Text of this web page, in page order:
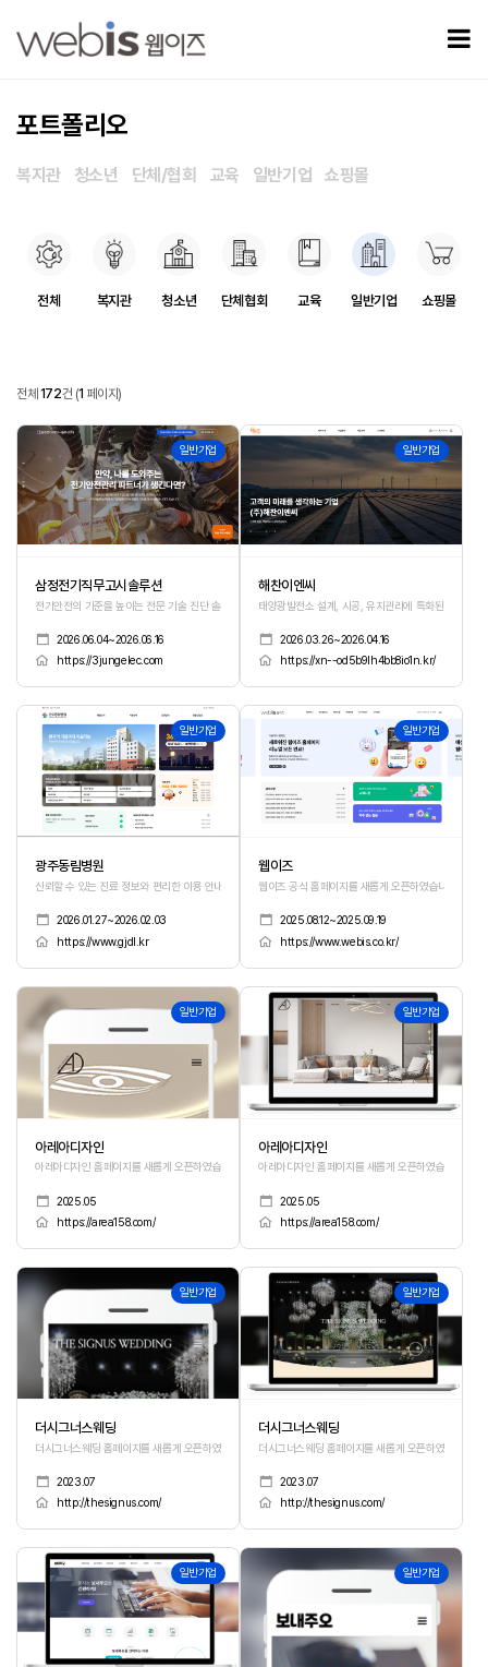
포트폴리오
복지관 청소년 단체/협회 교육 일반기업 쇼핑몰
포트폴리오 카테고리
전체 복지관 청소년 단체협회 교육 일반기업 쇼핑몰
포트폴리오
전체 172건 (1 페이지)
포트폴리오 목록
일반기업
삼정전기직무고시솔루션
전기안전의 기준을 높이는 전문 기술 진단 솔루션
2026.06.04~2026.06.16
https://3jungelec.com
일반기업
해찬이엔씨
태양광발전소 설계, 시공, 유지관리에 특화된 업무를
2026.03.26~2026.04.16
https://xn--od5b9lh4bb8io1n.kr/
170 일반기업
광주동림병원
신뢰할 수 있는 진료 정보와 편리한 이용 안내를 제공하는 의료서비스 안내 홈페이지
2026.01.27~2026.02.03
https://www.gjdl.kr
일반기업
웹이즈
웹이즈 공식 홈페이지를 새롭게 오픈하였습니다.
2025.08.12~2025.09.19
https://www.webis.co.kr/
168 일반기업
아레아디자인
아레아디자인 홈페이지를 새롭게 오픈하였습니다.
2025.05
https://area158.com/
일반기업
아레아디자인
아레아디자인 홈페이지를 새롭게 오픈하였습니다.
2025.05
https://area158.com/
166 일반기업
더시그너스웨딩
더시그너스웨딩 홈페이지를 새롭게 오픈하였습니다.
2023.07
http://thesignus.com/
일반기업
더시그너스웨딩
더시그너스웨딩 홈페이지를 새롭게 오픈하였습니다.
2023.07
http://thesignus.com/
일반기업 163 일반기업